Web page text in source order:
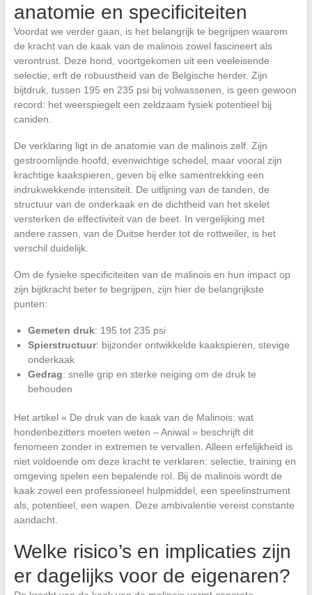
anatomie en specificiteiten
Voordat we verder gaan, is het belangrijk te begrijpen waarom
de kracht van de kaak van de malinois zowel fascineert als
verontrust. Deze hond, voortgekomen uit een veeleisende
selectie, erft de robuustheid van de Belgische herder. Zijn
bijtdruk, tussen 195 en 235 psi bij volwassenen, is geen gewoon
record: het weerspiegelt een zeldzaam fysiek potentieel bij
caniden.
De verklaring ligt in de anatomie van de malinois zelf. Zijn
gestroomlijnde hoofd, evenwichtige schedel, maar vooral zijn
krachtige kaakspieren, geven bij elke samentrekking een
indrukwekkende intensiteit. De uitlijning van de tanden, de
structuur van de onderkaak en de dichtheid van het skelet
versterken de effectiviteit van de beet. In vergelijking met
andere rassen, van de Duitse herder tot de rottweiler, is het
verschil duidelijk.
Om de fysieke specificiteiten van de malinois en hun impact op
zijn bijtkracht beter te begrijpen, zijn hier de belangrijkste
punten:
Gemeten druk: 195 tot 235 psi
Spierstructuur: bijzonder ontwikkelde kaakspieren, stevige
onderkaak
Gedrag: snelle grip en sterke neiging om de druk te
behouden
Het artikel « De druk van de kaak van de Malinois: wat
hondenbezitters moeten weten – Aniwal » beschrijft dit
fenomeen zonder in extremen te vervallen. Alleen erfelijkheid is
niet voldoende om deze kracht te verklaren: selectie, training en
omgeving spelen een bepalende rol. Bij de malinois wordt de
kaak zowel een professioneel hulpmiddel, een speelinstrument
als, potentieel, een wapen. Deze ambivalentie vereist constante
aandacht.
Welke risico’s en implicaties zijn
er dagelijks voor de eigenaren?